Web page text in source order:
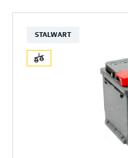
STALWART